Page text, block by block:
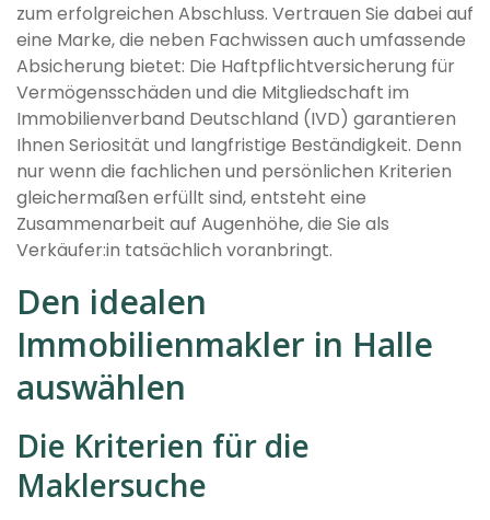
zum erfolgreichen Abschluss. Vertrauen Sie dabei auf
eine Marke, die neben Fachwissen auch umfassende
Absicherung bietet: Die Haftpflichtversicherung für
Vermögensschäden und die Mitgliedschaft im
Immobilienverband Deutschland (IVD) garantieren
Ihnen Seriosität und langfristige Beständigkeit. Denn
nur wenn die fachlichen und persönlichen Kriterien
gleichermaßen erfüllt sind, entsteht eine
Zusammenarbeit auf Augenhöhe, die Sie als
Verkäufer:in tatsächlich voranbringt.
Den idealen
Immobilienmakler in Halle
auswählen
Die Kriterien für die
Maklersuche